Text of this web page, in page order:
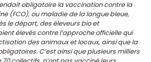
obligatoire la vaccination contre la
(FCO), ou maladie de la langue bleue,
le départ, des éleveurs bio et
élevés contre l’approche officielle qui
des animaux et locaux, ainsi que la
C’est ainsi que plusieurs milliers